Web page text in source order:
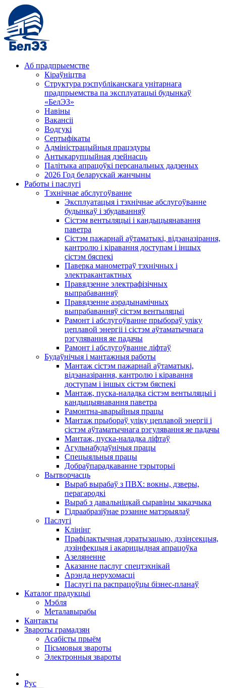
Аб прадпрыемстве
Кіраўніцтва
Структура рэспубліканскага унітарнага
прадпрыемства па эксплуатацыі будынкаў
«БелЭЗ»
Навіны
Вакансіі
Водгукі
Сертыфікаты
Адміністрацыйныя працэдуры
Антыкарупцыйная дзейнасць
Палітыка апрацоўкі персанальных дадзеных
2026 Год беларускай жанчыны
Работы і паслугі
Тэхнічнае абслугоўванне
Эксплуатацыя і тэхнічнае абслугоўванне
будынкаў і збудаванняў
Сістэм вентыляцыі і кандыцыянавання
паветра
Сістэм пажарнай аўтаматыкі, відэаназірання,
кантролю і кіравання доступам і іншых
сістэм бяспекі
Паверка манометраў тэхнічных і
электракантактных
Правядзенне электрафізічных
выпрабаванняў
Правядзенне аэрадынамічных
выпрабаванняў сістэм вентыляцыі
Рамонт і абслугоўванне прыбораў уліку
цеплавой энергіі і сістэм аўтаматычнага
рэгулявання яе падачы
Рамонт і абслугоўванне ліфтаў
Будаўнічыя і мантажныя работы
Мантаж сістэм пажарнай аўтаматыкі,
відэаназірання, кантролю і кіравання
доступам і іншых сістэм бяспекі
Мантаж, пуска-наладка сістэм вентыляцыі і
кандыцыянавання паветра
Рамонтна-аварыйныя працы
Мантаж прыбораў уліку цеплавой энергіі і
сістэм аўтаматычнага рэгулявання яе падачы
Мантаж, пуска-наладка ліфтаў
Агульнабудаўнічыя працы
Спецыяльныя працы
Добраўпарадкаванне тэрыторыі
Вытворчасць
Выраб вырабаў з ПВХ: вокны, дзверы,
перагародкі
Выраб з давальніцкай сыравіны заказчыка
Гідраабразіўнае рэзанне матэрыялаў
Паслугі
Клінінг
Прафілактычная дэратызацыю, дэзiнсекцыя,
дэзінфекцыя і акарицыдная апрацоўка
Азеляненне
Аказанне паслуг спецтэхнікай
Арэнда нерухомасці
Паслугі па распрацоўцы бізнес-планаў
Каталог прадукцыі
Мэбля
Металавырабы
Кантакты
Звароты грамадзян
Асабісты прыём
Пісьмовыя звароты
Электронныя звароты
Рус